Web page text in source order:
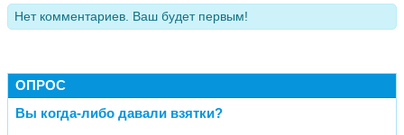
Нет комментариев. Ваш будет первым!
ОПРОС
Вы когда-либо давали взятки?